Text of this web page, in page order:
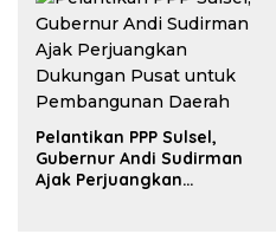
Pelantikan PPP Sulsel,
Gubernur Andi Sudirman
Ajak Perjuangkan